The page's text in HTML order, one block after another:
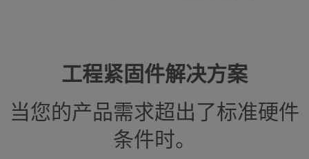
工程紧固件解决方案
当您的产品需求超出了标准硬件
条件时。